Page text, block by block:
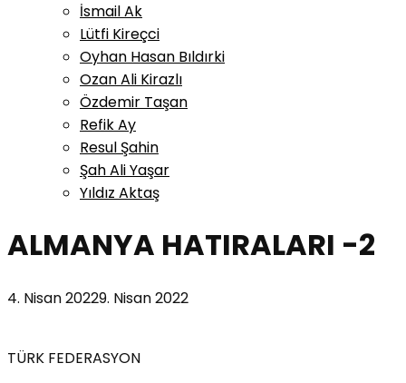
İsmail Ak
Lütfi Kireçci
Oyhan Hasan Bıldırki
Ozan Ali Kirazlı
Özdemir Taşan
Refik Ay
Resul Şahin
Şah Ali Yaşar
Yıldız Aktaş
ALMANYA HATIRALARI -2
4. Nisan 20229. Nisan 2022
TÜRK FEDERASYON